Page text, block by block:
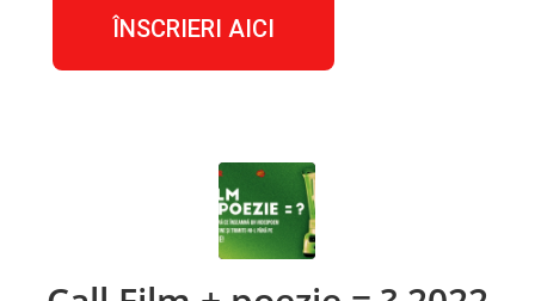
ÎNSCRIERI AICI